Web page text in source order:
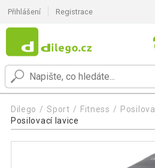
Přihlášení Registrace
Dilego Sport Fitness
Posilovací lavice